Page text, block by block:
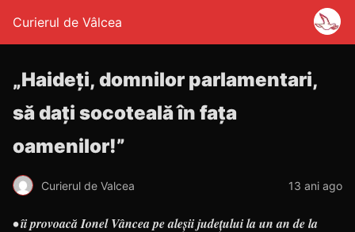
Curierul de Vâlcea
„Haideţi, domnilor parlamentari,
să daţi socoteală în faţa
oamenilor!”
Curierul de Valcea 13 ani ago
• îi provoacă Ionel Vâncea pe aleşii judeţuluila un an de la